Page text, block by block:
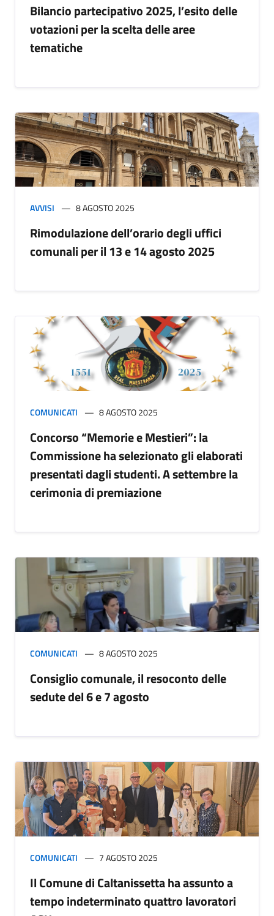
Bilancio partecipativo 2025, l’esito delle
votazioni per la scelta delle aree
tematiche
AVVISI 8 AGOSTO 2025
Rimodulazione dell’orario degli uffici
comunali per il 13 e 14 agosto 2025
COMUNICATI 8 AGOSTO 2025
Concorso “Memorie e Mestieri”: la
Commissione ha selezionato gli elaborati
presentati dagli studenti. A settembre la
cerimonia di premiazione
COMUNICATI 8 AGOSTO 2025
Consiglio comunale, il resoconto delle
sedute del 6 e 7 agosto
COMUNICATI 7 AGOSTO 2025
Il Comune di Caltanissetta ha assunto a
tempo indeterminato quattro lavoratori